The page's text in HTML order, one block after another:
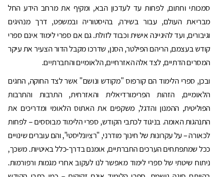
סמכותי וחתום, לפחות עד לעדכון הבא, ומקיף את מרחב הידע החל
מבריאת העולם, עבור בשירה, בהיסטוריה ובמשפט, דרך מנהיגים
וגיבורים, ועד להיגיינה אישית וכבוד לזולת. גם אם ספרי לימוד אינם ספרי
קודש בעצמם, הריהם הפילטר, הסנן, שדרכו מקבל הדור הצעיר את עיקר
המסרים הדתיים, לצד אלה האזרחיים, הלאומיים והחברתיים.
ובכן, ספרי הלימוד הם קורפוס "מקודש ונושם" אשר לצד החוקה, החגים
הלאומיים, הזהות הפרימורדיאלית והאזרחית, התרבות והתרבות
הפוליטית, ההמנון והדגל, משקפים את האתוס הלאומי ומדריכים את
התנהגות האומה. בניגוד לכתבי הקודש, ספרי הלימוד מבוססים – לפחות
לכאורה – על עקרונות של חינוך מודרני, "רציונליסטי", והם עוברים שינויים
ככל שמתפתחים הערכים החברתיים, אומנם בדרך-כלל באיטיות. משכך,
ניתוח שיטתי של ספרי לימוד מאפשר לנו לעקוב אחרי מגמות ורפורמות.